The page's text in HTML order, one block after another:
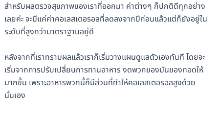
สำหรับผลตรวจสุขภาพของเราที่ออกมา ค่าต่างๆ ก็ปกติดีทุกอย่าง
เลยค่ะ จะมีแค่ค่าคอเลสเตอรอลที่ลดลงจากปีก่อนแล้วแต่ก็ยังอยู่ใน
ระดับที่สูงกว่ามาตราฐานอยู่ดี
หลังจากที่เราทราบผลแล้วเราก็เริ่มวางแผนดูแลตัวเองทันที โดยจะ
เริ่มจากการปรับเปลี่ยนการทานอาหาร งดพวกของมันของทอดให้
มากขึ้น เพราะอาหารพวกนี้ก็มีส่วนที่ทำให้คอเลสเตอรอลสูงด้วย
นั่นเอง